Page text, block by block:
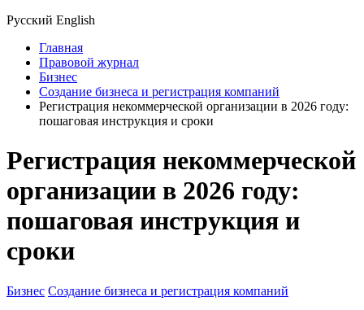
Русский English
Главная
Правовой журнал
Бизнес
Создание бизнеса и регистрация компаний
Регистрация некоммерческой организации в 2026 году:
пошаговая инструкция и сроки
Регистрация некоммерческой
организации в 2026 году:
пошаговая инструкция и
сроки
Бизнес Создание бизнеса и регистрация компаний